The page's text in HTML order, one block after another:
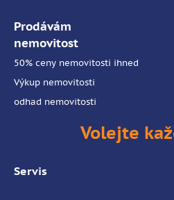
Prodávám
nemovitost
50% ceny nemovitosti ihned
Výkup nemovitosti
odhad nemovitosti
Volejte
Servis